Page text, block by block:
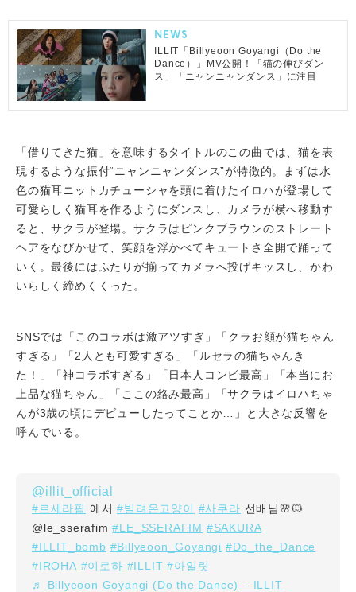
NEWS
ILLIT「Billyeoon Goyangi（Do the
Dance）」MV公開！「猫の伸びダン
ス」「ニャンニャンダンス」に注目
「借りてきた猫」を意味するタイトルのこの曲では、猫を表
現するような振付“ニャンニャンダンス”が特徴的。まずは水
色の猫耳ニットカチューシャを頭に着けたイロハが登場して
可愛らしく猫耳を作るようにダンスし、カメラが横へ移動す
ると、サクラが登場。サクラはピンクブラウンのストレート
ヘアをなびかせて、笑顔を浮かべてキュートさ全開で踊って
いく。最後にはふたりが揃ってカメラへ投げキッスし、かわ
いらしく締めくくった。
SNSでは「このコラボは激アツすぎ」「クラお顔が猫ちゃん
すぎる」「2人とも可愛すぎる」「ルセラの猫ちゃんき
た！」「神コラボすぎる」「日本人コンビ最高」「本当にお
上品な猫ちゃん」「ここの絡み最高」「サクラはイロハちゃ
んが3歳の頃にデビューしたってことか…」と大きな反響を
呼んでいる。
@illit_official
#르세라핌 에서#빌려온고양이 #사쿠라 선배님🌸🐱
@le_sserafim#LE_SSERAFIM #SAKURA
#ILLIT_bomb #Billyeoon_Goyangi #Do_the_Dance
#IROHA #이로하 #ILLIT #아일릿
♬ Billyeoon Goyangi (Do the Dance) – ILLIT